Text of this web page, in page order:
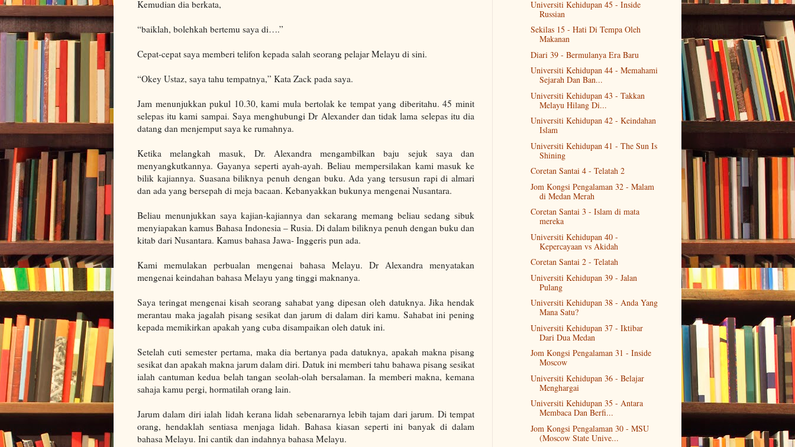
Kemudian dia berkata,
“baiklah, bolehkah bertemu saya di….”
Cepat-cepat saya memberi telifon kepada salah seorang pelajar Melayu di sini.
“Okey Ustaz, saya tahu tempatnya,” Kata Zack pada saya.
Jam menunjukkan pukul 10.30, kami mula bertolak ke tempat yang diberitahu. 45 minit
selepas itu kami sampai. Saya menghubungi Dr Alexander dan tidak lama selepas itu dia
datang dan menjemput saya ke rumahnya.
Ketika melangkah masuk, Dr. Alexandra mengambilkan baju sejuk saya dan
menyangkutkannya. Gayanya seperti ayah-ayah. Beliau mempersilakan kami masuk ke
bilik kajiannya. Suasana biliknya penuh dengan buku. Ada yang tersusun rapi di almari
dan ada yang bersepah di meja bacaan. Kebanyakkan bukunya mengenai Nusantara.
Beliau menunjukkan saya kajian-kajiannya dan sekarang memang beliau sedang sibuk
menyiapakan kamus Bahasa Indonesia – Rusia. Di dalam biliknya penuh dengan buku dan
kitab dari Nusantara. Kamus bahasa Jawa- Inggeris pun ada.
Kami memulakan perbualan mengenai bahasa Melayu. Dr Alexandra menyatakan
mengenai keindahan bahasa Melayu yang tinggi maknanya.
Saya teringat mengenai kisah seorang sahabat yang dipesan oleh datuknya. Jika hendak
merantau maka jagalah pisang sesikat dan jarum di dalam diri kamu. Sahabat ini pening
kepada memikirkan apakah yang cuba disampaikan oleh datuk ini.
Setelah cuti semester pertama, maka dia bertanya pada datuknya, apakah makna pisang
sesikat dan apakah makna jarum dalam diri. Datuk ini memberi tahu bahawa pisang sesikat
ialah cantuman kedua belah tangan seolah-olah bersalaman. Ia memberi makna, kemana
sahaja kamu pergi, hormatilah orang lain.
Jarum dalam diri ialah lidah kerana lidah sebenararnya lebih tajam dari jarum. Di tempat
orang, hendaklah sentiasa menjaga lidah. Bahasa kiasan seperti ini banyak di dalam
bahasa Melayu. Ini cantik dan indahnya bahasa Melayu.
Universiti Kehidupan 45 - Inside
Russian
Sekilas 15 - Hati Di Tempa Oleh
Makanan
Diari 39 - Bermulanya Era Baru
Universiti Kehidupan 44 - Memahami
Sejarah Dan Ban...
Universiti Kehidupan 43 - Takkan
Melayu Hilang Di...
Universiti Kehidupan 42 - Keindahan
Islam
Universiti Kehidupan 41 - The Sun Is
Shining
Coretan Santai 4 - Telatah 2
Jom Kongsi Pengalaman 32 - Malam
di Medan Merah
Coretan Santai 3 - Islam di mata
mereka
Universiti Kehidupan 40 -
Kepercayaan vs Akidah
Coretan Santai 2 - Telatah
Universiti Kehidupan 39 - Jalan
Pulang
Universiti Kehidupan 38 - Anda Yang
Mana Satu?
Universiti Kehidupan 37 - Iktibar
Dari Dua Medan
Jom Kongsi Pengalaman 31 - Inside
Moscow
Universiti Kehidupan 36 - Belajar
Menghargai
Universiti Kehidupan 35 - Antara
Membaca Dan Berfi...
Jom Kongsi Pengalaman 30 - MSU
(Moscow State Unive...